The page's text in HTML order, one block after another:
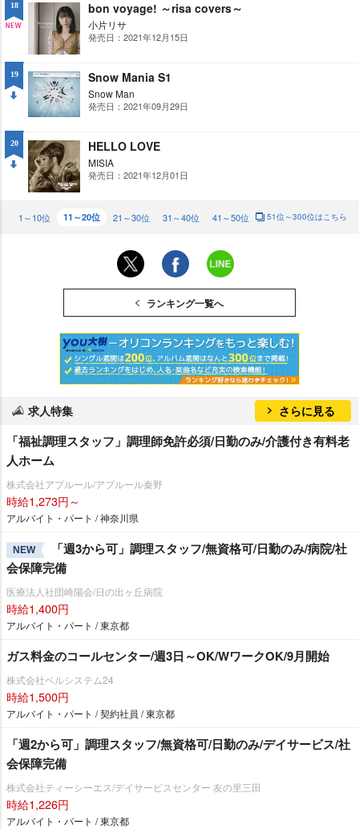
18
W
bon voyage! ～risa covers～
小片リサ
発売日：2021年12月15日
19
WN
Snow Mania S1
Snow Man
発売日：2021年09月29日
20 HELLO LOVE
MISIA
発売日：2021年12月01日
1～10位 11～20位 21～30位 31～40位 41～50位 51位～300位はこちら
ランキング一覧へ
求人特集 さらに見る
「福祉調理スタッフ」調理師免許必須/日勤のみ/介護付き有料老
人ホーム
株式会社アプルール/アプルール秦野
時給1,273円～
アルバイト・パート / 神奈川県
NEW
「週3から可」調理スタッフ/無資格可/日勤のみ/病院/社
会保障完備
医療法人社団崎陽会/日の出ヶ丘病院
時給1,400円
アルバイト・パート / 東京都
ガス料金のコールセンター/週3日～OK/WワークOK/9月開始
株式会社ベルシステム24
時給1,500円
アルバイト・パート / 契約社員 / 東京都
「週2から可」調理スタッフ/無資格可/日勤のみ/デイサービス/社
会保障完備
株式会社ティーシーエス/デイサービスセンター 友の里三田
時給1,226円
アルバイト・パート / 東京都